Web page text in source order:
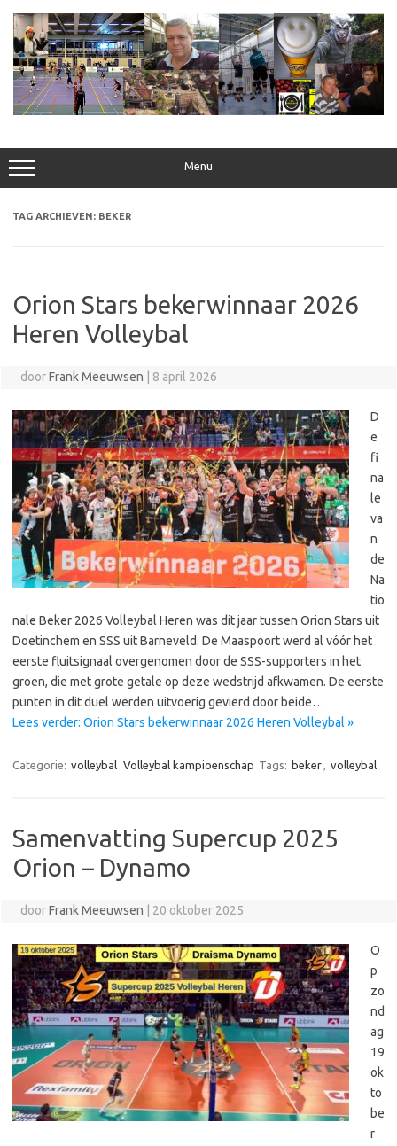
naar
inhoud
Menu
TAG ARCHIEVEN: BEKER
Orion Stars bekerwinnaar 2026
Heren Volleybal
doorFrank Meeuwsen 8 april 2026
D
e
fi
na
le
va
n
de
Na
tio
nale Beker 2026 Volleybal Heren was dit jaar tussen Orion Stars uit
Doetinchem en SSS uit Barneveld. De Maaspoort werd al vóór het
eerste fluitsignaal overgenomen door de SSS-supporters in het
groen, die met grote getale op deze wedstrijd afkwamen. De eerste
punten in dit duel werden uitvoerig gevierd door beide…
Lees verder: Orion Stars bekerwinnaar 2026 Heren Volleybal »
Categorie: volleybal Volleybal kampioenschap Tags: beker, volleybal
Samenvatting Supercup 2025
Orion – Dynamo
doorFrank Meeuwsen 20 oktober 2025
O
p
zo
nd
ag
19
ok
to
be
r